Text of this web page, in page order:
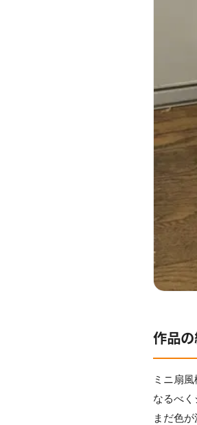
作品
ミニ扇
なるべく
まだ色